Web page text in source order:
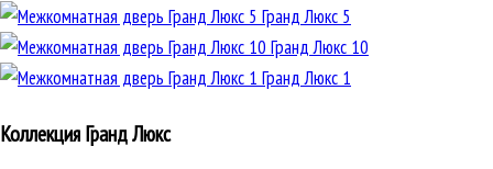
Гранд Люкс 5
Гранд Люкс 10
Гранд Люкс 1
Коллекция Гранд Люкс